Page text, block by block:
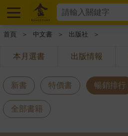
首頁 ＞ 中文書 ＞ 出版社 ＞
本月選書 出版情報
新書 特價書 暢銷排行
全部書籍